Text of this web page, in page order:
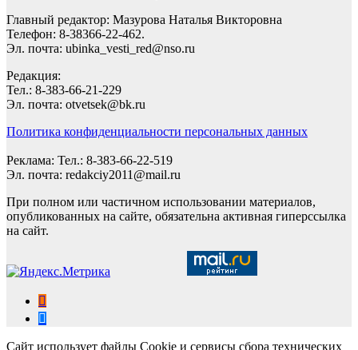
Главный редактор: Мазурова Наталья Викторовна
Телефон: 8-38366-22-462.
Эл. почта: ubinka_vesti_red@nso.ru
Редакция:
Тел.: 8-383-66-21-229
Эл. почта: otvetsek@bk.ru
Политика конфиденциальности персональных данных
Реклама: Тел.: 8-383-66-22-519
Эл. почта: redakciy2011@mail.ru
При полном или частичном использовании материалов,
опубликованных на сайте, обязательна активная гиперссылка
на сайт.
Сайт использует файлы Cookie и сервисы сбора технических